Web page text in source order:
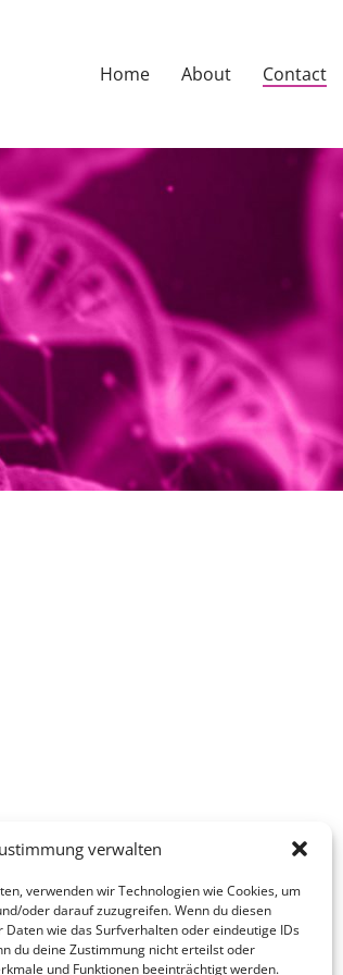
verwalten
verwenden wir Technologien wie Cookies, um
oder darauf zuzugreifen. Wenn du diesen
wie das Surfverhalten oder eindeutige IDs
du deine Zustimmung nicht erteilst oder
und Funktionen beeinträchtigt werden.
Home About Contact